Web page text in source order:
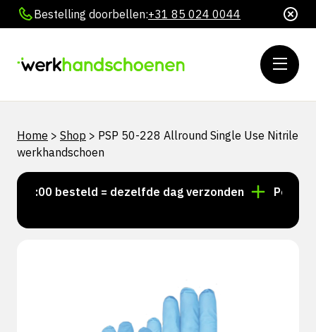
Bestelling doorbellen:+31 85 024 0044
Home > Shop > PSP 50-228 Allround Single Use Nitrile
werkhandschoen
15:00 besteld = dezelfde dag verzonden